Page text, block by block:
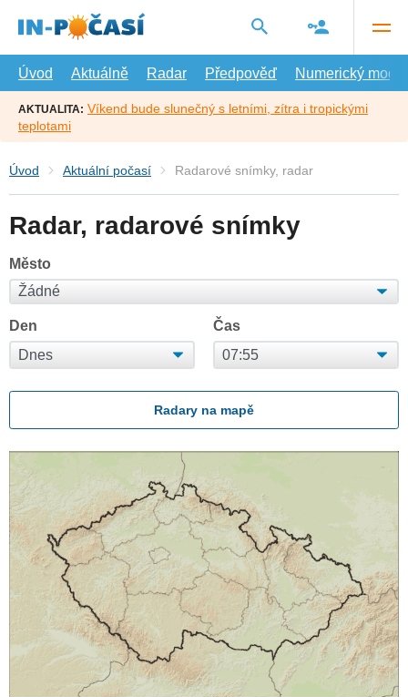
hlavní
Úvod
Aktuálně Radar Předpověď Numerický model
AKTUALITA: Víkend bude slunečný s letními, zítra i tropickými
teplotami
Úvod Aktuální počasí Radarové snímky, radar
Radar, radarové snímky
Město
Den Čas
Radary na mapě